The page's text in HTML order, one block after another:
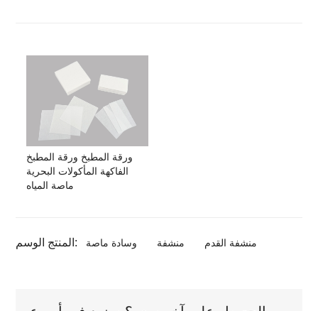
ورقة المطبخ ورقة المطبخ
الفاكهة المأكولات البحرية
ماصة المياه
المنتج الوسم: وسادة ماصة منشفة منشفة القدم